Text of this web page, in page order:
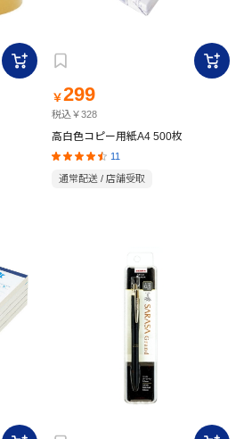
￥299
税込￥328
高白色コピー用紙A4 500枚
11
通常配送 / 店舗受取